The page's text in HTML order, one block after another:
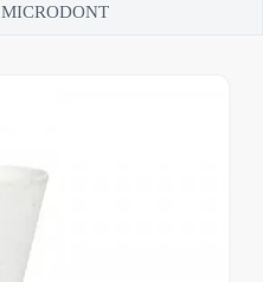
MICRODONT